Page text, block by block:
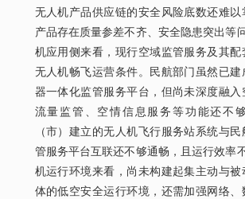
无人机产品供应链的安全风险底数还难以
产品存在质量参差不齐、安全隐患突出
机应用侧来看，现行空域监管服务及其配
无人机畅飞运营条件。民航部门虽然已建
器一体化监管服务平台，但尚未深度融入
流量监管、空情信息服务等功能还不
（市）建立的无人机飞行服务站系统与
管服务平台互联还不够通畅，且运行效
机运行环境来看，尚未构建起集主动与被
体的低空安全运行环境，还需加强网络、